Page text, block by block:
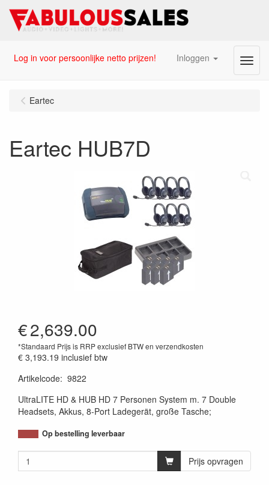
Log in voor persoonlijke netto prijzen! Inloggen Menu
Eartec
Eartec HUB7D
€2,639.00
*Standaard Prijs is RRP exclusief BTW en verzendkosten
€ 3,193.19 inclusief btw
Artikelcode: 9822
UltraLITE HD & HUB HD 7 Personen System m. 7 Double
Headsets, Akkus, 8-Port Ladegerät, große Tasche;
Op bestelling leverbaar
Prijs opvragen